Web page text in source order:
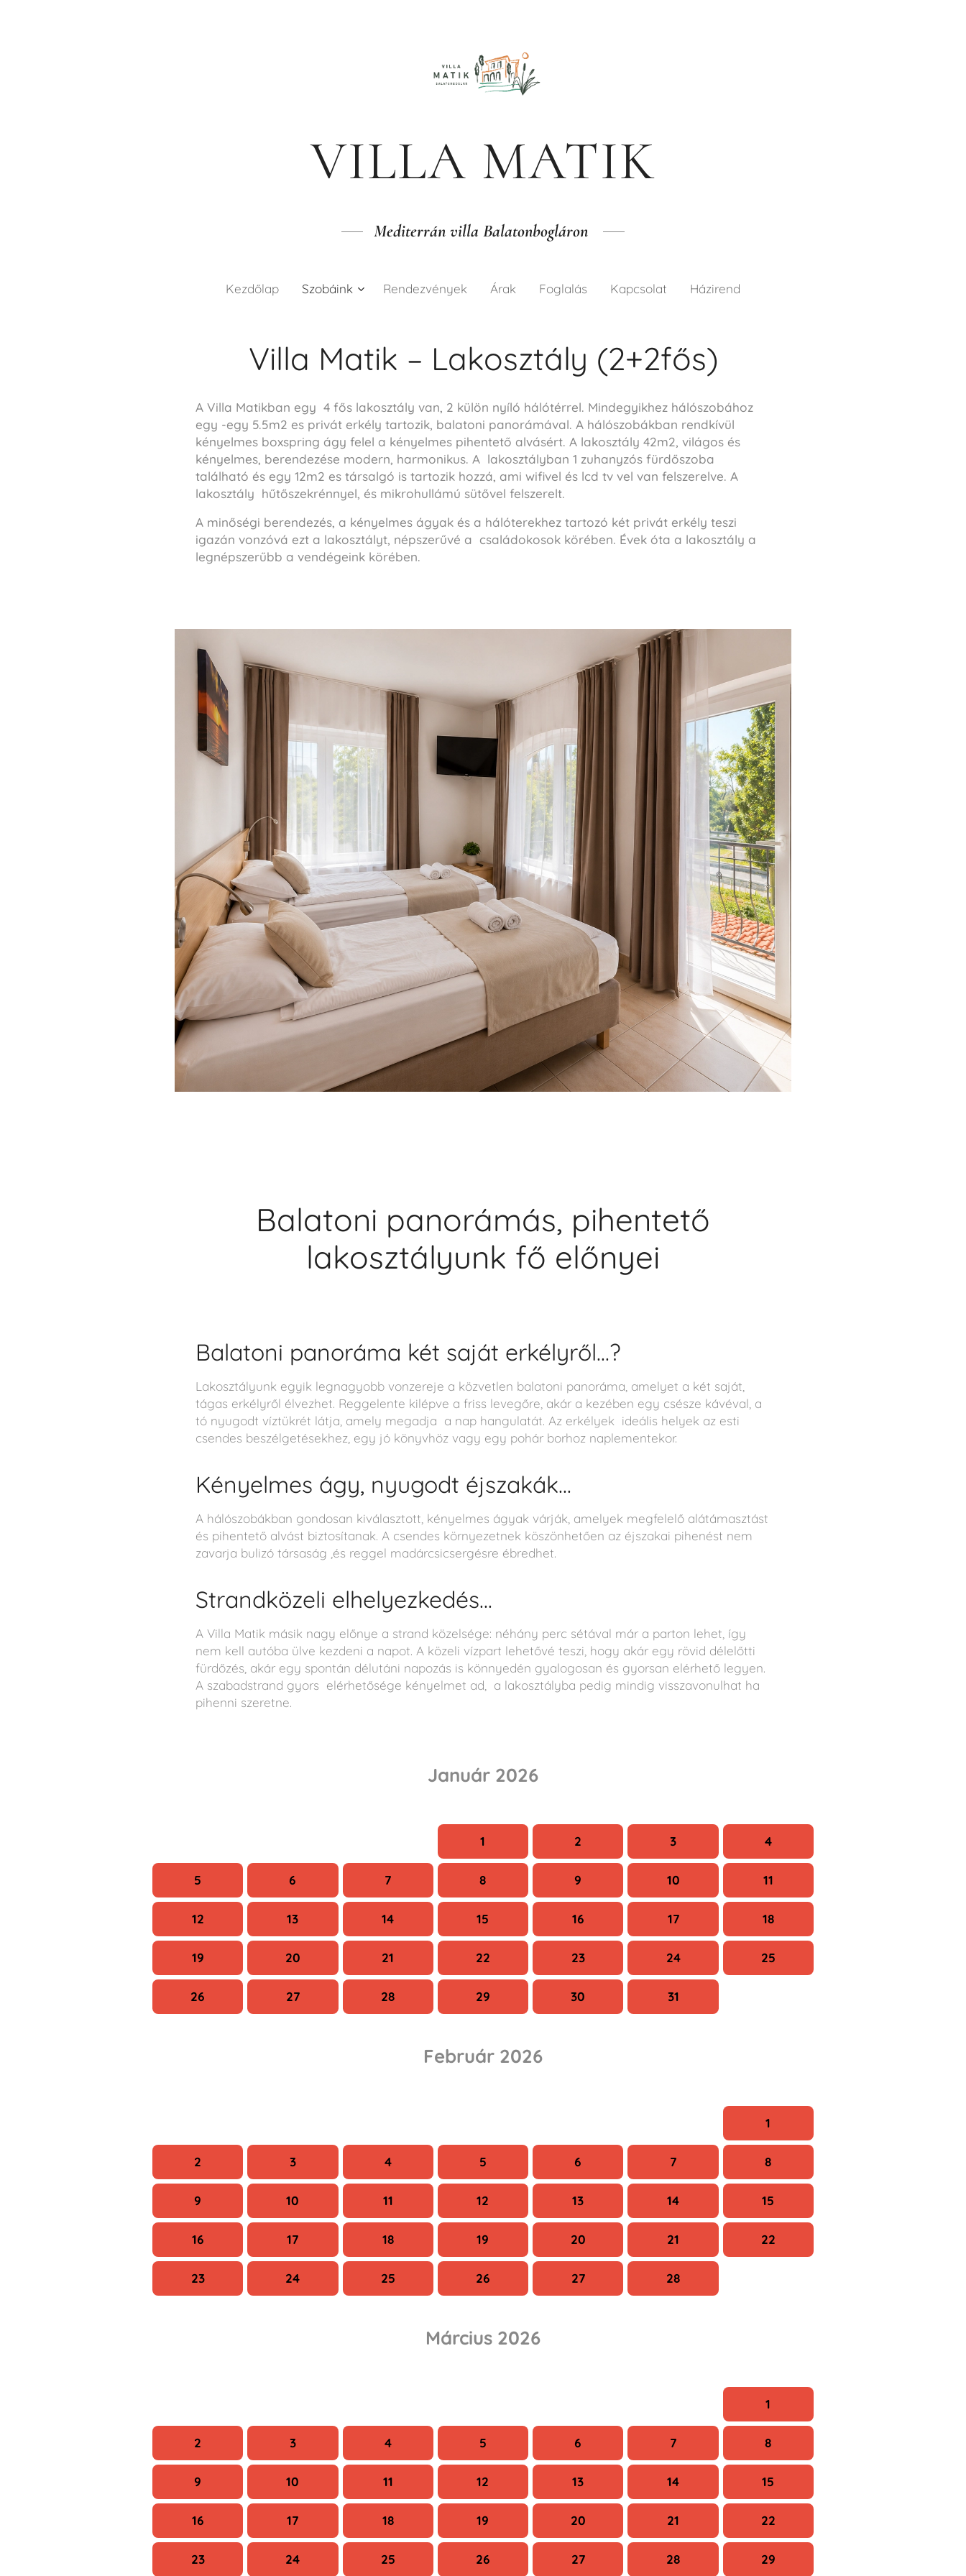
VILLA MATIK
Mediterrán villa Balatonbogláron
Kezdőlap Szobáink Rendezvények Árak Foglalás Kapcsolat Házirend
Villa Matik – Lakosztály (2+2fős)
A Villa Matikban egy 4 fős lakosztály van, 2 külön nyíló hálótérrel. Mindegyikhez hálószobához
egy -egy 5.5m2 es privát erkély tartozik, balatoni panorámával. A hálószobákban rendkívül
kényelmes boxspring ágy felel a kényelmes pihentető alvásért. A lakosztály 42m2, világos és
kényelmes, berendezése modern, harmonikus. A lakosztályban 1 zuhanyzós fürdőszoba
található és egy 12m2 es társalgó is tartozik hozzá, ami wifivel és lcd tv vel van felszerelve. A
lakosztály hűtőszekrénnyel, és mikrohullámú sütővel felszerelt.
A minőségi berendezés, a kényelmes ágyak és a hálóterekhez tartozó két privát erkély teszi
igazán vonzóvá ezt a lakosztályt, népszerűvé a családokosok körében. Évek óta a lakosztály a
legnépszerűbb a vendégeink körében.
Balatoni panorámás, pihentető
lakosztályunk fő előnyei
Balatoni panoráma két saját erkélyről...?
Lakosztályunk egyik legnagyobb vonzereje a közvetlen balatoni panoráma, amelyet a két saját,
tágas erkélyről élvezhet. Reggelente kilépve a friss levegőre, akár a kezében egy csésze kávéval, a
tó nyugodt víztükrét látja, amely megadja a nap hangulatát. Az erkélyek ideális helyek az esti
csendes beszélgetésekhez, egy jó könyvhöz vagy egy pohár borhoz naplementekor.
Kényelmes ágy, nyugodt éjszakák...
A hálószobákban gondosan kiválasztott, kényelmes ágyak várják, amelyek megfelelő alátámasztást
és pihentető alvást biztosítanak. A csendes környezetnek köszönhetően az éjszakai pihenést nem
zavarja bulizó társaság ,és reggel madárcsicsergésre ébredhet.
Strandközeli elhelyezkedés...
A Villa Matik másik nagy előnye a strand közelsége: néhány perc sétával már a parton lehet, így
nem kell autóba ülve kezdeni a napot. A közeli vízpart lehetővé teszi, hogy akár egy rövid délelőtti
fürdőzés, akár egy spontán délutáni napozás is könnyedén gyalogosan és gyorsan elérhető legyen.
A szabadstrand gyors elérhetősége kényelmet ad, a lakosztályba pedig mindig visszavonulhat ha
pihenni szeretne.
Január 2026
1
2 3 4
5 6 7 8 9 10 11
12 13 14 15 16 17 18
19 20 21 22 23 24 25
26 27 28 29 30 31
Február 2026
1
2 3 4 5 6 7 8
9 10 11 12 13 14 15
16 17 18 19 20 21 22
23 24 25 26 27 28
Március 2026
1
2 3 4 5 6 7 8
9 10 11 12 13 14 15
16 17 18 19 20 21 22
23 24 25 26 27 28 29